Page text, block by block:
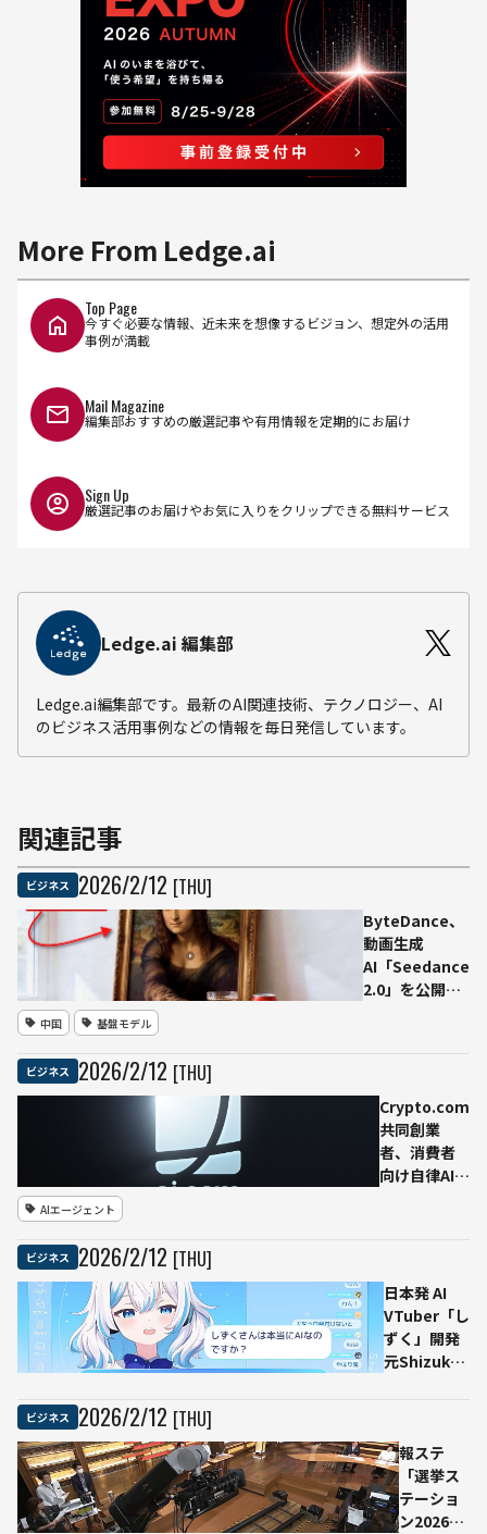
More From Ledge.ai
Top Page
今すぐ必要な情報、近未来を想像するビジョン、想定外の活用
事例が満載
Mail Magazine
編集部おすすめの厳選記事や有用情報を定期的にお届け
Sign Up
厳選記事のお届けやお気に入りをクリップできる無料サービス
Ledge.ai 編集部
Ledge.ai編集部です。最新のAI関連技術、テクノロジー、AI
のビジネス活用事例などの情報を毎日発信しています。
関連記事
ビジネス 2026/2/12 [THU]
ByteDance、
動画生成
AI「Seedance
2.0」を公開
中国 基盤モデル
ビジネス 2026/2/12 [THU]
Crypto.com
共同創業
者、消費者
向け自律AIエ
ドルでドメ
イン取得
AIエージェント
ビジネス 2026/2/12 [THU]
日本発 AI
VTuber「し
ずく」開発
元Shizuku
──「世界
で一番愛さ
れるAIキャ
ラクター」
ビジネス 2026/2/12 [THU]
報ステ
「選挙ス
テーショ
ン2026」